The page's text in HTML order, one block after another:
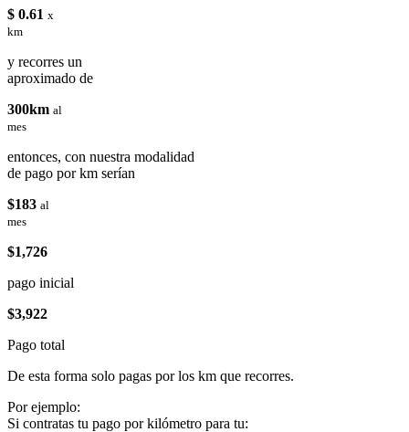
$ 0.61 x
km
y recorres un
aproximado de
300km al
mes
entonces, con nuestra modalidad
de pago por km serían
$183 al
mes
$1,726
pago inicial
$3,922
Pago total
De esta forma solo pagas por los km que recorres.
Por ejemplo:
Si contratas tu pago por kilómetro para tu: